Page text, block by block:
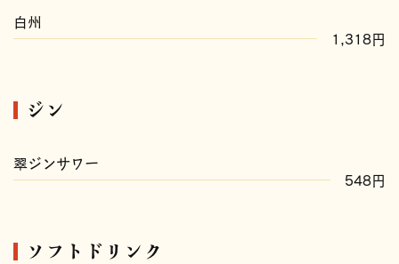
白州
1,318円
ジン
翠ジンサワー
548円
ソフトドリンク